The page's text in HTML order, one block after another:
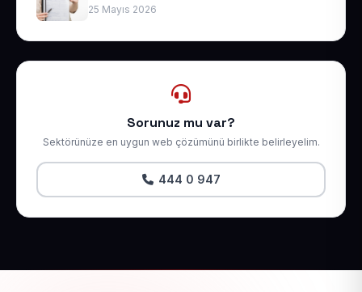
25 Mayıs 2026
Sorunuz mu var?
Sektörünüze en uygun web çözümünü birlikte belirleyelim.
444 0 947